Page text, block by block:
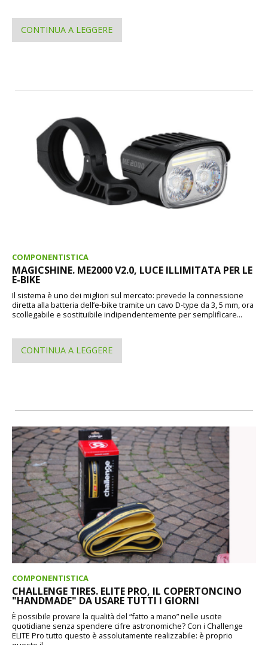
CONTINUA A LEGGERE
COMPONENTISTICA
MAGICSHINE. ME2000 V2.0, LUCE ILLIMITATA PER LE
E-BIKE
Il sistema è uno dei migliori sul mercato: prevede la connessione
diretta alla batteria dell’e-bike tramite un cavo D-type da 3, 5 mm, ora
scollegabile e sostituibile indipendentemente per semplificare...
CONTINUA A LEGGERE
COMPONENTISTICA
CHALLENGE TIRES. ELITE PRO, IL COPERTONCINO
"HANDMADE" DA USARE TUTTI I GIORNI
È possibile provare la qualità del “fatto a mano” nelle uscite
quotidiane senza spendere cifre astronomiche? Con i Challenge
ELITE Pro tutto questo è assolutamente realizzabile: è proprio